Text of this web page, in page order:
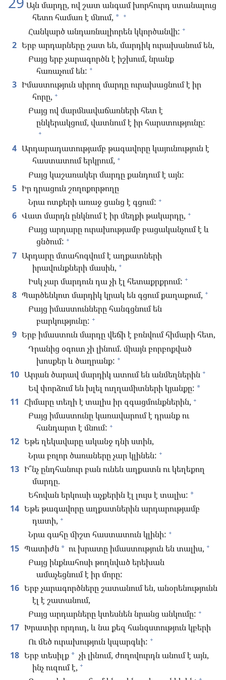
Այն մարդը, ով շատ անգամ խորհուրդ ստանալուց
հետո համառ է մնում, * +
Հանկարծ անդառնալիորեն կկործանվի: +
2 Երբ արդարները շատ են, մարդիկ ուրախանում են,
Բայց երբ չարագործն է իշխում, նրանք
հառաչում են: +
3 Իմաստություն սիրող մարդը ուրախացնում է իր
հորը, +
Բայց ով մարմնավաճառների հետ է
ընկերակցում, վատնում է իր հարստությունը:
+
4 Արդարադատությամբ թագավորը կայունություն է
հաստատում երկրում, +
Բայց կաշառակեր մարդը քանդում է այն:
5 Իր դրացուն շողոքորթողը
Նրա ոտքերի առաջ ցանց է գցում: +
6 Վատ մարդն ընկնում է իր մեղքի թակարդը, +
Բայց արդարը ուրախությամբ բացականչում է և
ցնծում: +
7 Արդարը մտահոգվում է աղքատների
իրավունքների մասին, +
Իսկ չար մարդուն դա չի էլ հետաքրքրում: +
8 Պարծենկոտ մարդիկ կրակ են գցում քաղաքում, +
Բայց իմաստունները հանգցնում են
բարկությունը: +
9 Երբ իմաստուն մարդը վեճի է բռնվում հիմարի հետ,
Դրանից օգուտ չի լինում. միայն բորբոքված
խոսքեր և ծաղրանք: +
10 Արյան ծարավ մարդիկ ատում են անմեղներին +
Եվ փորձում են խլել ուղղամիտների կյանքը: *
11 Հիմարը տեղի է տալիս իր զգացմունքներին, +
Բայց իմաստունը կառավարում է դրանք ու
հանդարտ է մնում: +
12 Եթե ղեկավարը ականջ դնի ստին,
Նրա բոլոր ծառաները չար կլինեն: +
13 Ի՞նչ ընդհանուր բան ունեն աղքատն ու կեղեքող
մարդը.
Եհովան երկուսի աչքերին էլ լույս է տալիս: *
14 Եթե թագավորը աղքատներին արդարությամբ
դատի, +
Նրա գահը միշտ հաստատուն կլինի: +
15 Պատիժն * ու խրատը իմաստություն են տալիս, +
Բայց ինքնահոսի թողնված երեխան
ամաչեցնում է իր մորը:
16 Երբ չարագործները շատանում են, անօրենությունն
էլ է շատանում,
Բայց արդարները կտեսնեն նրանց անկումը: +
17 Խրատիր որդուդ, և նա քեզ հանգստություն կբերի
Ու մեծ ուրախություն կպարգևի: +
18 Երբ տեսիլք * չի լինում, ժողովուրդն անում է այն,
ինչ ուզում է, +